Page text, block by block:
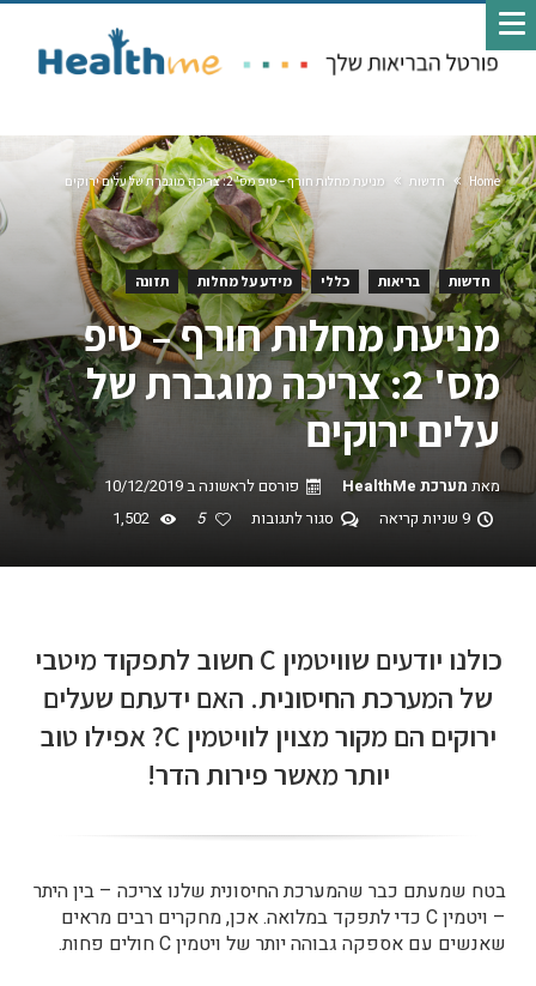
Home חדשות מניעת מחלות חורף – טיפ מס' 2: צריכה מוגברת של עלים ירוקים
חדשות בריאות כללי מידע על מחלות תזונה
מניעת מחלות חורף – טיפ
מס' 2: צריכה מוגברת של
עלים ירוקים
מאת מערכת HealthMe פורסם לראשונה ב10/12/2019
9 שניות קריאה
סגור לתגובות 5
כולנו יודעים שוויטמין C חשוב לתפקוד מיטבי
של המערכת החיסונית. האם ידעתם שעלים
ירוקים הם מקור מצוין לוויטמין C? אפילו טוב
יותר מאשר פירות הדר!
בטח שמעתם כבר שהמערכת החיסונית שלנו צריכה – בין היתר
– ויטמין C כדי לתפקד במלואה. אכן, מחקרים רבים מראים
שאנשים עם אספקה גבוהה יותר של ויטמין C חולים פחות.